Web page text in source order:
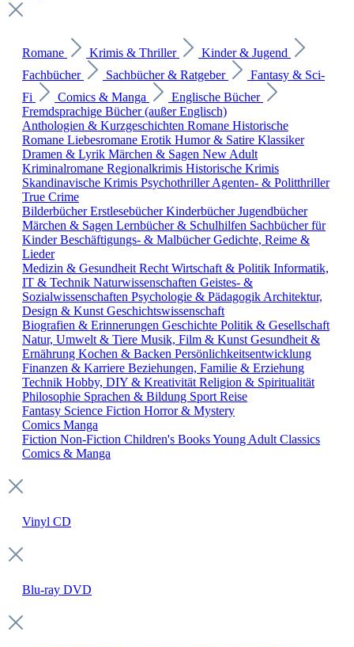
Romane Krimis & Thriller
Kinder & Jugend
Fachbücher
Sachbücher & Ratgeber
Fantasy & Sci-
Fi
Comics & Manga
Englische Bücher
Fremdsprachige Bücher (außer Englisch)
Anthologien & Kurzgeschichten Romane Historische
Romane Liebesromane Erotik Humor & Satire Klassiker
Dramen & Lyrik Märchen & Sagen New Adult
Kriminalromane Regionalkrimis Historische Krimis
Skandinavische Krimis PsychothrillerAgenten- & Politthriller
True Crime
BilderbücherErstlesebücherKinderbücherJugendbücher
Märchen & Sagen Lernbücher & Schulhilfen Sachbücher für
KinderBeschäftigungs- & MalbücherGedichte, Reime &
Lieder
Medizin & Gesundheit Recht Wirtschaft & Politik Informatik,
IT & Technik Naturwissenschaften Geistes- &
Sozialwissenschaften Psychologie & Pädagogik Architektur,
Design & Kunst Geschichtswissenschaft
Biografien & Erinnerungen Geschichte Politik & Gesellschaft
Natur, Umwelt & Tiere Musik, Film & Kunst Gesundheit &
Ernährung Kochen & Backen Persönlichkeitsentwicklung
Finanzen & Karriere Beziehungen, Familie & Erziehung
Technik Hobby, DIY & Kreativität Religion & Spiritualität
Philosophie Sprachen & Bildung Sport Reise
Fantasy Science Fiction Horror & Mystery
Comics Manga
Fiction Non-Fiction Children's BooksYoung Adult Classics
Comics & Manga
Vinyl CD
Blu-ray DVD